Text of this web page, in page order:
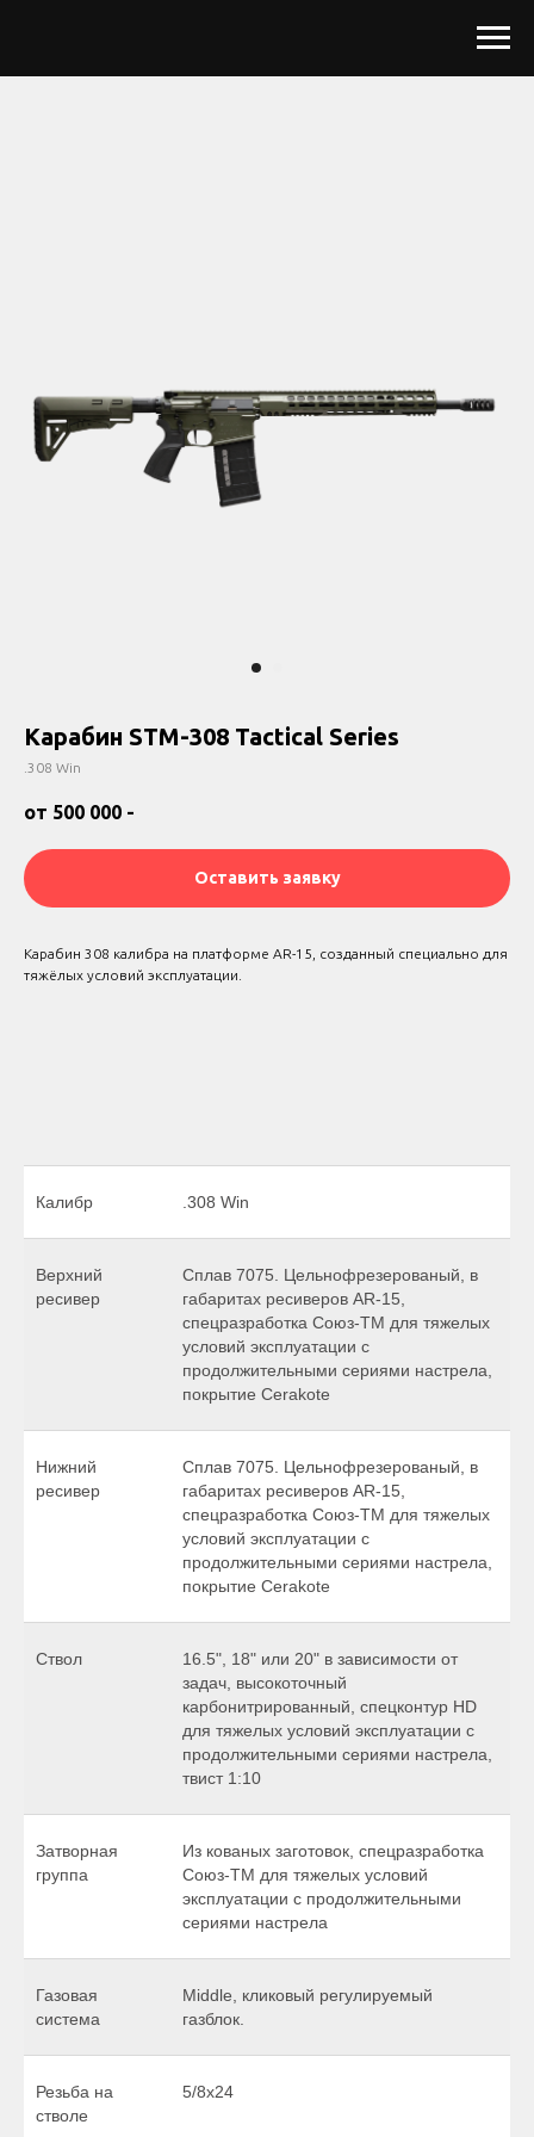
Карабин STM-308 Tactical Series
.308 Win
от 500 000 -
Оставить заявку
Карабин 308 калибра на платформе AR-15, созданный специально для
тяжёлых условий эксплуатации.
Калибр .308 Win
Верхний
ресивер
Сплав 7075. Цельнофрезерованый, в
габаритах ресиверов AR-15,
спецразработка Союз-ТМ для тяжелых
условий эксплуатации с
продолжительными сериями настрела,
покрытие Cerakote
Нижний
ресивер
Сплав 7075. Цельнофрезерованый, в
габаритах ресиверов AR-15,
спецразработка Союз-ТМ для тяжелых
условий эксплуатации с
продолжительными сериями настрела,
покрытие Cerakote
Ствол
16.5", 18" или 20" в зависимости от
задач, высокоточный
карбонитрированный, спецконтур HD
для тяжелых условий эксплуатации с
продолжительными сериями настрела,
твист 1:10
Затворная
группа
Из кованых заготовок, спецразработка
Союз-ТМ для тяжелых условий
эксплуатации с продолжительными
сериями настрела
Газовая
система
Middle, кликовый регулируемый
газблок.
Резьба на
стволе
5/8x24